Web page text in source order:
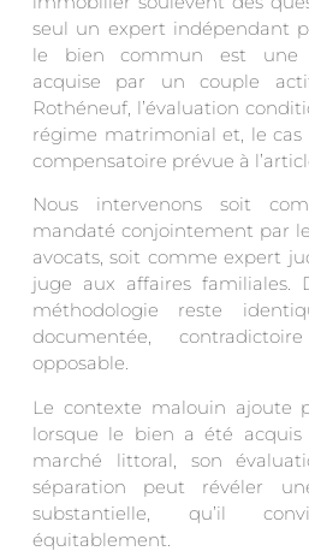
seul un expert indépendant
le bien commun est une
acquise par un couple
Rothéneuf, l’évaluation
régime matrimonial et, le cas
compensatoire prévue à
Nous intervenons soit
mandaté conjointement par
avocats, soit comme expert
juge aux affaires familiales.
méthodologie reste
documentée,
opposable.
Le contexte malouin ajoute
lorsque le bien a été
marché littoral, son
séparation peut révéler
substantielle, qu’il
équitablement.